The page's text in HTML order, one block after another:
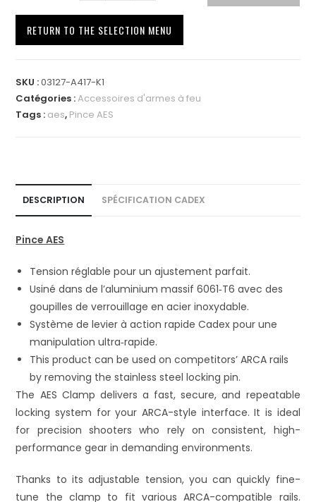
RETURN TO THE SELECTION MENU
t
v
:
SKU :03127-A417-K1
Catégories :Accessoires d'armes à feu
Tags : aes, Pince AES
DESCRIPTION SPÉCIFICATION CADEX
Pince AES
Tension réglable pour un ajustement parfait.
Usiné dans de l’aluminium massif 6061‑T6 avec des
goupilles de verrouillage en acier inoxydable.
Système de levier à action rapide Cadex pour une
manipulation ultra‑rapide.
This product can be used on competitors’ ARCA rails
by removing the stainless steel locking pin.
The AES Clamp delivers a fast, secure, and repeatable
locking system for your ARCA-style interface. It is ideal
for precision shooters who rely on consistent, high-
performance gear in demanding environments.
Thanks to its adjustable tension, you can quickly fine-
tune the clamp to fit various ARCA-compatible rails.